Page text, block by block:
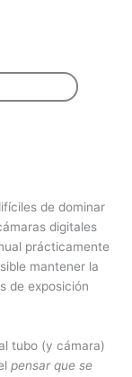
de dominar
digitales
prácticamente
mantener la
de exposición
tubo (y cámara)
pensar que se